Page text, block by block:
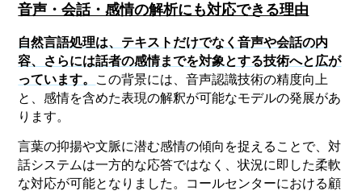
音声・会話・感情の解析にも対応できる理由
自然言語処理は、テキストだけでなく音声や会話の内
容、さらには話者の感情までを対象とする技術へと広が
っています。 この背景には、音声認識技術の精度向上
と、感情を含めた表現の解釈が可能なモデルの発展があ
ります。
言葉の抑揚や文脈に潜む感情の傾向を捉えることで、対
話システムは一方的な応答ではなく、状況に即した柔軟
な対応が可能となりました。コールセンターにおける顧